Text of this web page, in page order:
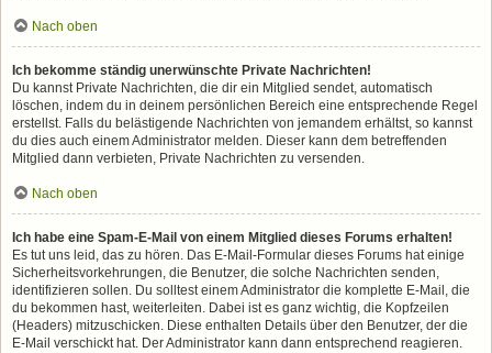
Nach oben
Ich bekomme ständig unerwünschte Private Nachrichten!
Du kannst Private Nachrichten, die dir ein Mitglied sendet, automatisch
löschen, indem du in deinem persönlichen Bereich eine entsprechende Regel
erstellst. Falls du belästigende Nachrichten von jemandem erhältst, so kannst
du dies auch einem Administrator melden. Dieser kann dem betreffenden
Mitglied dann verbieten, Private Nachrichten zu versenden.
Nach oben
Ich habe eine Spam-E-Mail von einem Mitglied dieses Forums erhalten!
Es tut uns leid, das zu hören. Das E-Mail-Formular dieses Forums hat einige
Sicherheitsvorkehrungen, die Benutzer, die solche Nachrichten senden,
identifizieren sollen. Du solltest einem Administrator die komplette E-Mail, die
du bekommen hast, weiterleiten. Dabei ist es ganz wichtig, die Kopfzeilen
(Headers) mitzuschicken. Diese enthalten Details über den Benutzer, der die
E-Mail verschickt hat. Der Administrator kann dann entsprechend reagieren.